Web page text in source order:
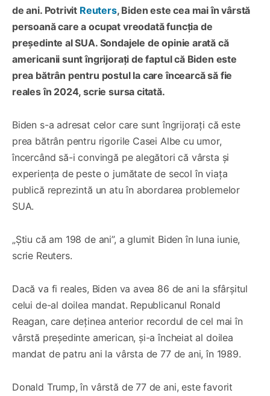
de ani. Potrivit Reuters, Biden este cea mai în vârstă
persoană care a ocupat vreodată funcția de
președinte al SUA. Sondajele de opinie arată că
americanii sunt îngrijorați de faptul că Biden este
prea bătrân pentru postul la care încearcă să fie
reales în 2024, scrie sursa citată.
Biden s-a adresat celor care sunt îngrijorați că este
prea bătrân pentru rigorile Casei Albe cu umor,
încercând să-i convingă pe alegători că vârsta și
experiența de peste o jumătate de secol în viața
publică reprezintă un atu în abordarea problemelor
SUA.
„Știu că am 198 de ani”, a glumit Biden în luna iunie,
scrie Reuters.
Dacă va fi reales, Biden va avea 86 de ani la sfârșitul
celui de-al doilea mandat. Republicanul Ronald
Reagan, care deținea anterior recordul de cel mai în
vârstă președinte american, și-a încheiat al doilea
mandat de patru ani la vârsta de 77 de ani, în 1989.
Donald Trump, în vârstă de 77 de ani, este favorit